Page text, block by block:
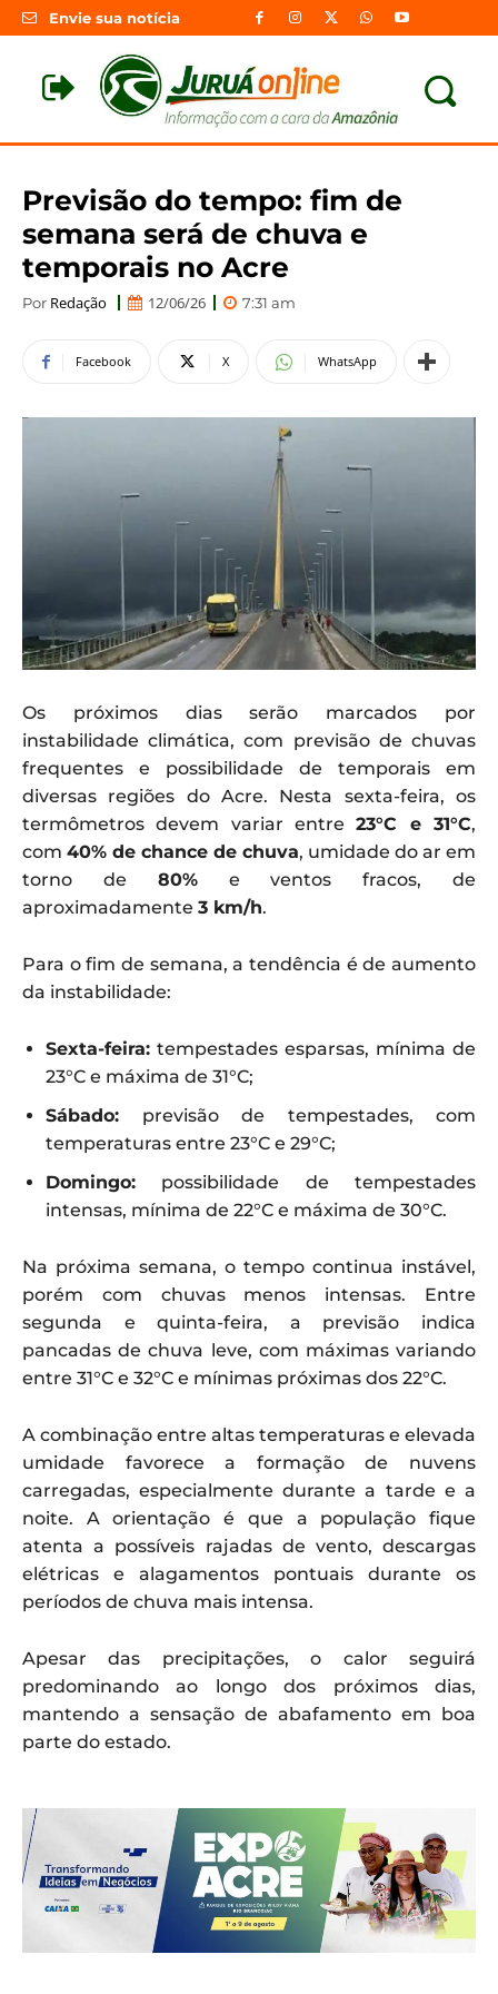
Envie sua notícia
Previsão do tempo: fim de
semana será de chuva e
temporais no Acre
Por Redação 12/06/26 7:31 am
Facebook X WhatsApp
Os próximos dias serão marcados por
instabilidade climática, com previsão de chuvas
frequentes e possibilidade de temporais em
diversas regiões do Acre. Nesta sexta-feira, os
termômetros devem variar entre23°C e 31°C,
com 40% de chance de chuva, umidade do ar em
torno de 80%e ventos fracos, de
aproximadamente 3 km/h.
Para o fim de semana, a tendência é de aumento
da instabilidade:
Sexta-feira: tempestades esparsas, mínima de
23°C e máxima de 31°C;
Sábado: previsão de tempestades, com
temperaturas entre 23°C e 29°C;
Domingo: possibilidade de tempestades
intensas, mínima de 22°C e máxima de 30°C.
Na próxima semana, o tempo continua instável,
porém com chuvas menos intensas. Entre
segunda e quinta-feira, a previsão indica
pancadas de chuva leve, com máximas variando
entre 31°C e 32°C e mínimas próximas dos 22°C.
A combinação entre altas temperaturas e elevada
umidade favorece a formação de nuvens
carregadas, especialmente durante a tarde e a
noite. A orientação é que a população fique
atenta a possíveis rajadas de vento, descargas
elétricas e alagamentos pontuais durante os
períodos de chuva mais intensa.
Apesar das precipitações, o calor seguirá
predominando ao longo dos próximos dias,
mantendo a sensação de abafamento em boa
parte do estado.